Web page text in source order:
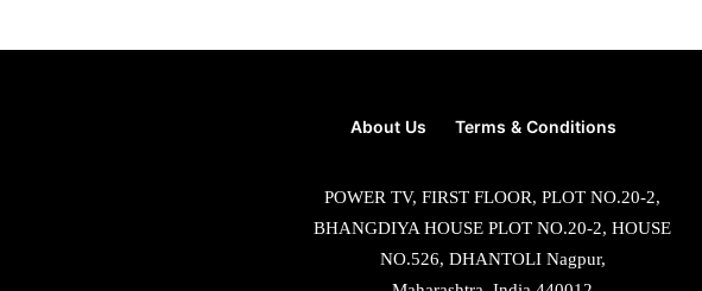
About Us Terms & Conditions
POWER TV, FIRST FLOOR, PLOT NO.20-2,
BHANGDIYA HOUSE PLOT NO.20-2, HOUSE
NO.526, DHANTOLI Nagpur,